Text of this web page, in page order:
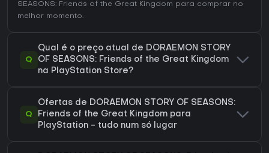
SEASONS: Friends of the Great Kingdom para comprar no
melhor momento.
Q
Qual é o preço atual de DORAEMON STORY
OF SEASONS: Friends of the Great Kingdom
na PlayStation Store?
Q
Ofertas de DORAEMON STORY OF SEASONS:
Friends of the Great Kingdom para
PlayStation - tudo num só lugar